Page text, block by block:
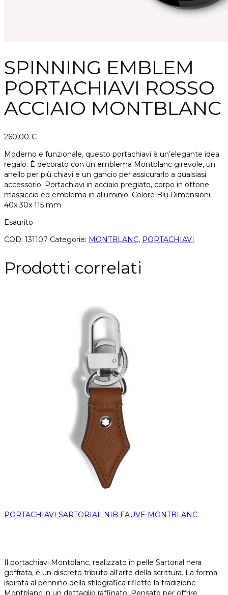
SPINNING EMBLEM
PORTACHIAVI ROSSO
ACCIAIO MONTBLANC
260,00 €
Moderno e funzionale, questo portachiavi è un’elegante idea
regalo. È decorato con un emblema Montblanc girevole, un
anello per più chiavi e un gancio per assicurarlo a qualsiasi
accessorio. Portachiavi in acciaio pregiato, corpo in ottone
massiccio ed emblema in alluminio. Colore Blu.Dimensioni
40x 30x 115 mm
Esaurito
COD: 131107 Categorie: MONTBLANC, PORTACHIAVI
Prodotti correlati
PORTACHIAVI SARTORIAL NIB FAUVE MONTBLANC
Il portachiavi Montblanc, realizzato in pelle Sartorial nera
goffrata, è un discreto tributo all’arte della scrittura. La forma
ispirata al pennino della stilografica riflette la tradizione
Montblanc in un dettaglio raffinato. Pensato per offrire